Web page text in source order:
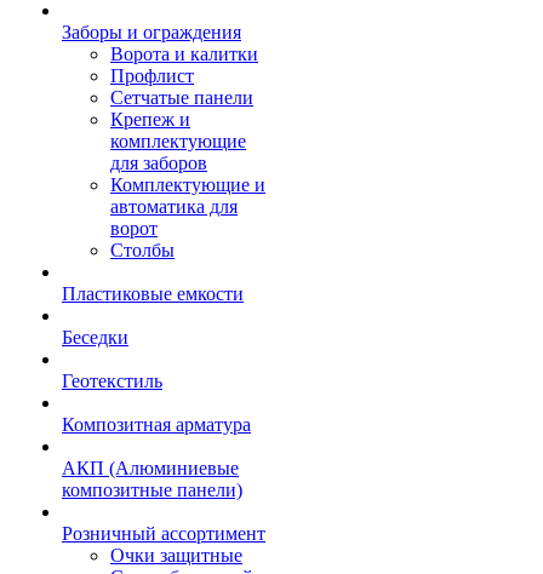
Заборы и ограждения
Ворота и калитки
Профлист
Сетчатые панели
Крепеж и
комплектующие
для заборов
Комплектующие и
автоматика для
ворот
Столбы
Пластиковые емкости
Беседки
Геотекстиль
Композитная арматура
АКП (Алюминиевые
композитные панели)
Розничный ассортимент
Очки защитные